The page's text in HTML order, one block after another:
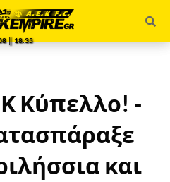
║ 18:35
Κύπελλο! -
και